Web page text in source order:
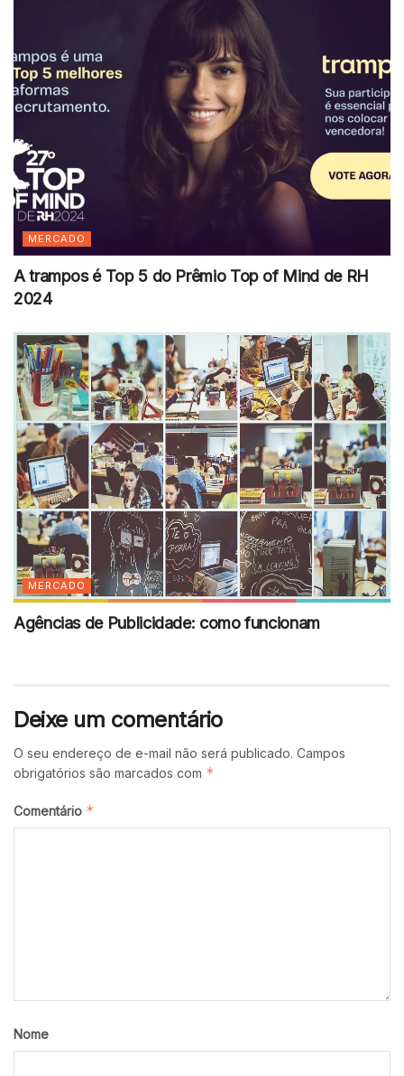
MERCADO
A trampos é Top 5 do Prêmio Top of Mind de RH
2024
MERCADO
Agências de Publicidade: como funcionam
Deixe um comentário
O seu endereço de e-mail não será publicado. Campos
obrigatórios são marcados com *
Comentário *
Nome